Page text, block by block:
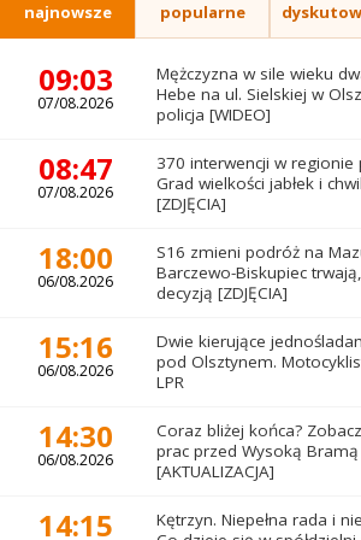
najnowsze popularne
09:03
07/08.2026
Mężczyzna w sile wieku
Hebe na ul. Sielskiej w
policja [WIDEO]
08:47
07/08.2026
370 interwencji w regionie
Grad wielkości jabłek i
[ZDJĘCIA]
18:00
06/08.2026
S16 zmieni podróż na
Barczewo-Biskupiec
decyzją [ZDJĘCIA]
15:16
06/08.2026
Dwie kierujące
pod Olsztynem.
LPR
14:30
06/08.2026
Coraz bliżej końca?
prac przed Wysoką Bramą
[AKTUALIZACJA]
14:15
Kętrzyn. Niepełna rada i